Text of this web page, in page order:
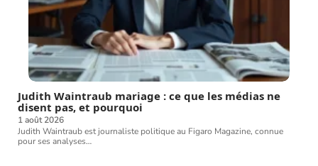
Judith Waintraub mariage : ce que les médias ne
disent pas, et pourquoi
1 août 2026
Judith Waintraub est journaliste politique au Figaro Magazine, connue
pour ses analyses…